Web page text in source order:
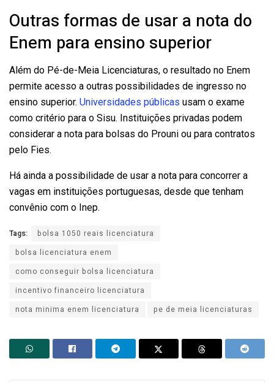
Outras formas de usar a nota do
Enem para ensino superior
Além do Pé-de-Meia Licenciaturas, o resultado no Enem
permite acesso a outras possibilidades de ingresso no
ensino superior. Universidades públicas usam o exame
como critério para o Sisu. Instituições privadas podem
considerar a nota para bolsas do Prouni ou para contratos
pelo Fies.
Há ainda a possibilidade de usar a nota para concorrer a
vagas em instituições portuguesas, desde que tenham
convênio com o Inep.
Tags:
bolsa 1050 reais licenciatura
bolsa licenciatura enem
como conseguir bolsa licenciatura
incentivo financeiro licenciatura
nota minima enem licenciatura
pe de meia licenciaturas